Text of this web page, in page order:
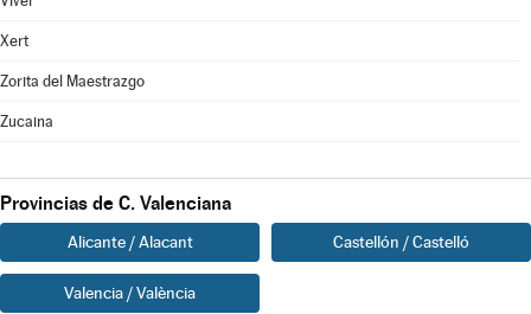
Xert
Zorita del Maestrazgo
Zucaina
Provincias de C. Valenciana
Alicante / Alacant Castellón / Castelló
Valencia / València